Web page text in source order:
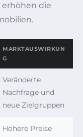
die
MARKTAUSWIRKUN
G
Veränderte
Nachfrage und
neue Zielgruppen
Höhere Preise